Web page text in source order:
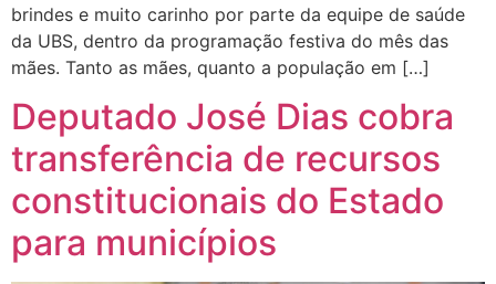
brindes e muito carinho por parte da equipe de saúde
da UBS, dentro da programação festiva do mês das
mães. Tanto as mães, quanto a população em […]
Deputado José Dias cobra
transferência de recursos
constitucionais do Estado
para municípios